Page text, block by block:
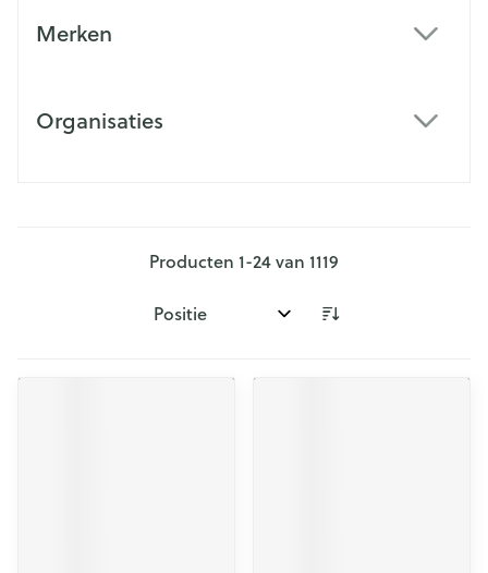
Merken
Organisaties
Producten 1-24van 1119
Sorteer op: